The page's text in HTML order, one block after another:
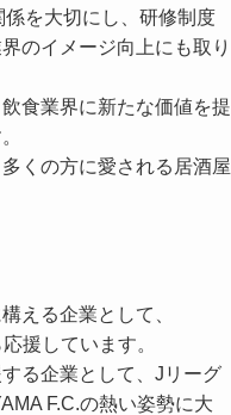
を大切にし、研修制度
のイメージ向上にも取り
食業界に新たな価値を提
くの方に愛される居酒屋
える企業として、
援しています。
る企業として、Jリーグ
F.C.の熱い姿勢に大